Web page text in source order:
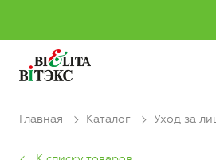
Главная Каталог Уход за